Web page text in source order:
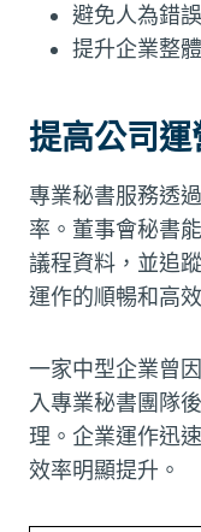
避免人為錯
提升企業整
提高公司運
專業秘書服務透
率。董事會秘書
議程資料，並追
運作的順暢和高效
一家中型企業曾
入專業秘書團隊
理。企業運作迅
效率明顯提升。